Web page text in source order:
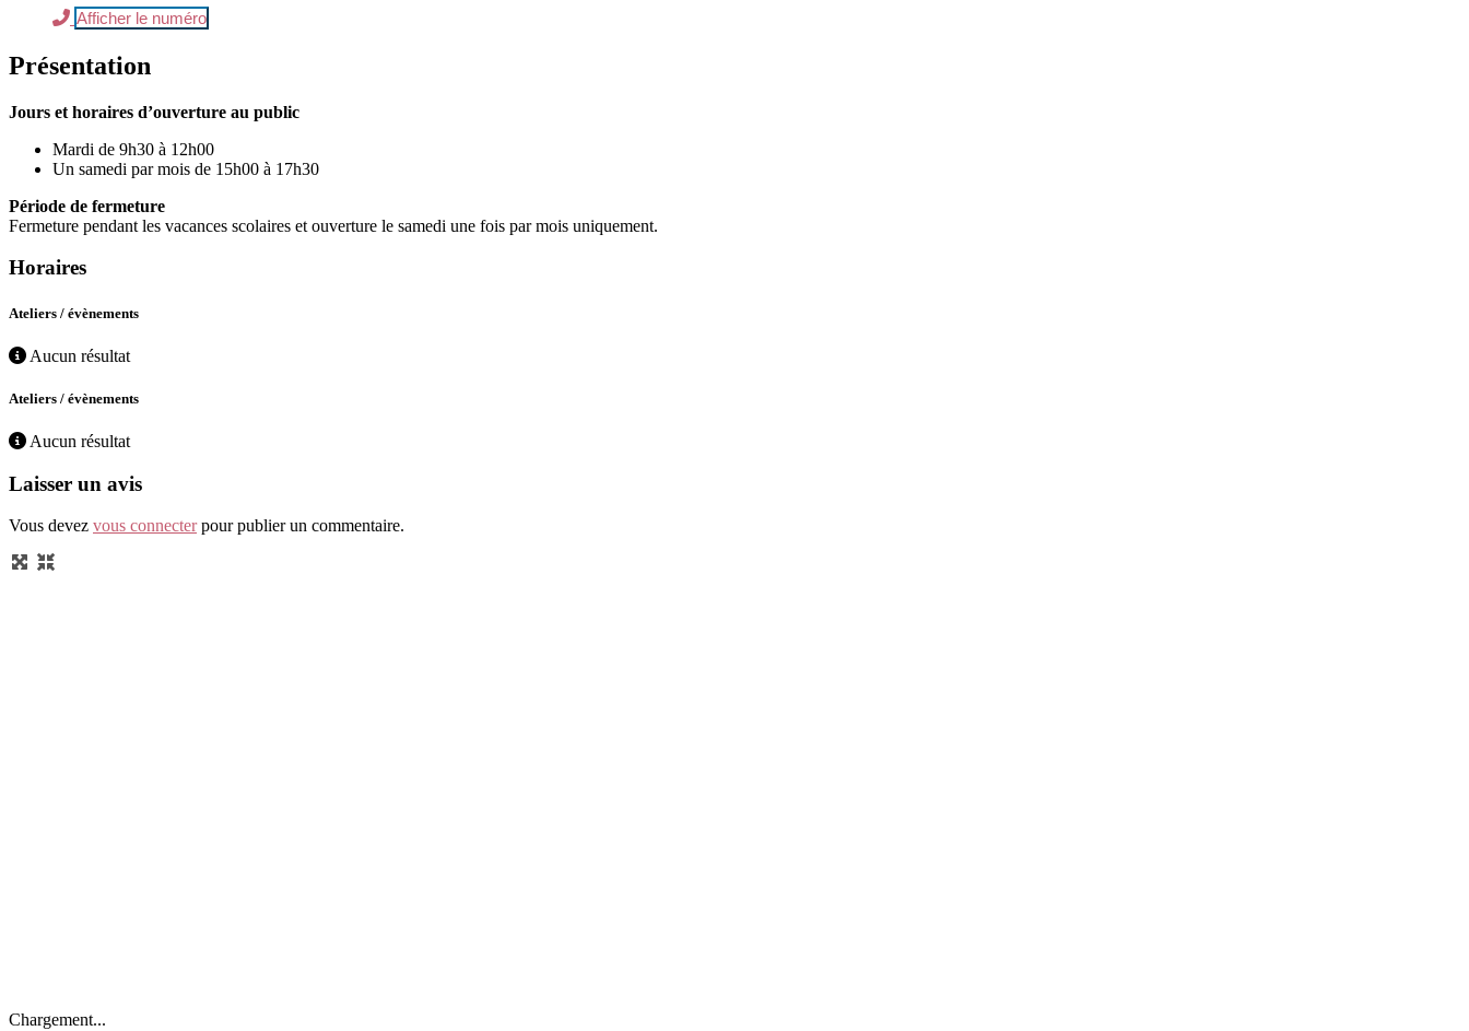
Afficher le numéro
Présentation
Jours et horaires d’ouverture au public
Mardi de 9h30 à 12h00
Un samedi par mois de 15h00 à 17h30
Période de fermeture
Fermeture pendant les vacances scolaires et ouverture le samedi une fois par mois uniquement.
Horaires
Ateliers / évènements
Aucun résultat
Ateliers / évènements
Aucun résultat
Laisser un avis
Vous devez vous connecterpour publier un commentaire.
Chargement...